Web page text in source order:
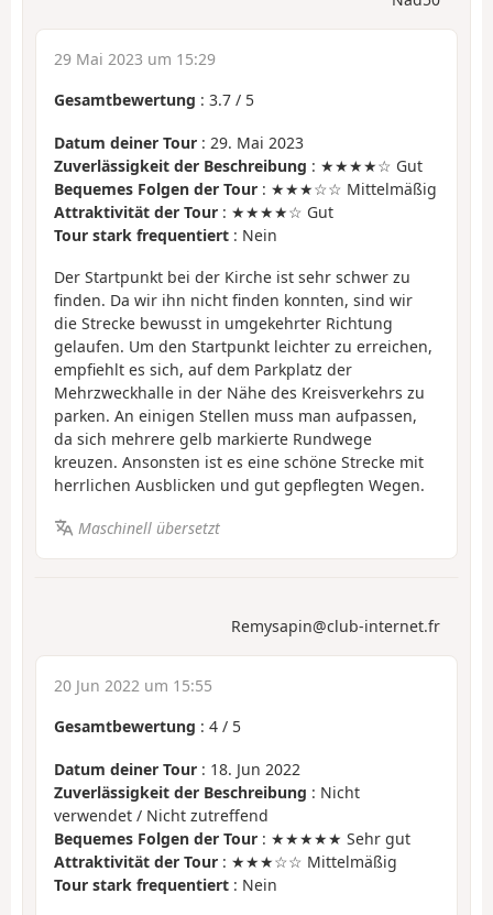
29 Mai 2023 um 15:29
Gesamtbewertung : 3.7 / 5
Datum deiner Tour : 29. Mai 2023
Zuverlässigkeit der Beschreibung : ★★★★☆ Gut
Bequemes Folgen der Tour : ★★★☆☆ Mittelmäßig
Attraktivität der Tour : ★★★★☆ Gut
Tour stark frequentiert : Nein
Der Startpunkt bei der Kirche ist sehr schwer zu
finden. Da wir ihn nicht finden konnten, sind wir
die Strecke bewusst in umgekehrter Richtung
gelaufen. Um den Startpunkt leichter zu erreichen,
empfiehlt es sich, auf dem Parkplatz der
Mehrzweckhalle in der Nähe des Kreisverkehrs zu
parken. An einigen Stellen muss man aufpassen,
da sich mehrere gelb markierte Rundwege
kreuzen. Ansonsten ist es eine schöne Strecke mit
herrlichen Ausblicken und gut gepflegten Wegen.
Maschinell übersetzt
Remysapin@club-internet.fr
20 Jun 2022 um 15:55
Gesamtbewertung : 4 / 5
Datum deiner Tour : 18. Jun 2022
Zuverlässigkeit der Beschreibung : Nicht
verwendet / Nicht zutreffend
Bequemes Folgen der Tour : ★★★★★ Sehr gut
Attraktivität der Tour : ★★★☆☆ Mittelmäßig
Tour stark frequentiert : Nein